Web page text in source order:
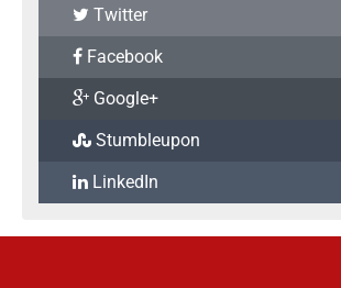
Twitter
Facebook
Google+
Stumbleupon
LinkedIn